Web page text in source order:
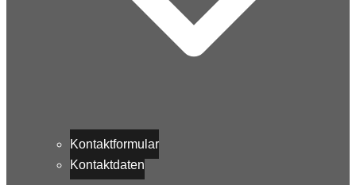
Kontaktformular
Kontaktdaten